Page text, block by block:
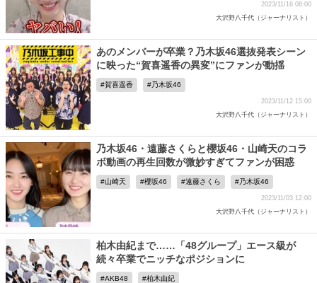
2023/11/16 08:00
大沢野八千代（ジャーナリスト）
あのメンバーが卒業？乃木坂46選抜発表シーン
に映った“賀喜遥香の異変”にファンが動揺
賀喜遥香 乃木坂46
2023/11/12 15:00
大沢野八千代（ジャーナリスト）
乃木坂46・遠藤さくらと櫻坂46・山崎天のコラ
ボ動画の再生回数が微妙すぎてファンが困惑
山崎天 櫻坂46 遠藤さくら 乃木坂46
2023/11/03 12:00
大沢野八千代（ジャーナリスト）
柏木由紀まで……「48グループ」エース級が
続々卒業でニッチなポジションに
AKB48 柏木由紀